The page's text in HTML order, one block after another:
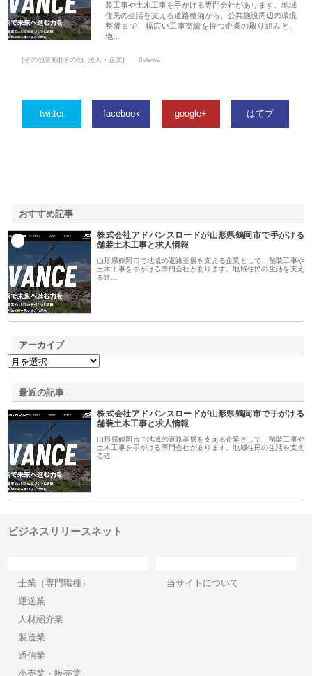
装工事や土木工事を手がける専門会社があります。地域
住民の生活を支える道路整備から、公共施設周辺の環境
整備まで、幅広い工事実績を持つ企業の取り組みと、
地…
[その他業種][その他_法人・企業] 0views
twitter facebook google+ はてブ
おすすめ記事
株式会社アドバンスロードが山形県鶴岡市で手がける
舗装土木工事と求人情報
山形県鶴岡市で地域の道路基盤を支える企業として、舗装工事や
土木工事を手がける専門会社があります。地域住民の生活を支え
る道…
アーカイブ
最近の記事
株式会社アドバンスロードが山形県鶴岡市で手がける
舗装土木工事と求人情報
山形県鶴岡市で地域の道路基盤を支える企業として、舗装工事や
土木工事を手がける専門会社があります。地域住民の生活を支え
る道…
ビジネスリリースネット
士業（専門職種）
運送業
人材紹介業
製造業
通信業
小売業・販売業
当サイトについて